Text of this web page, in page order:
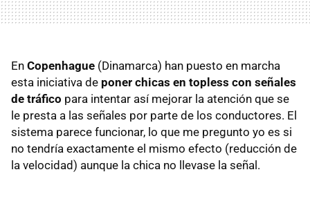
En Copenhague (Dinamarca) han puesto en marcha
esta iniciativa de poner chicas en topless con señales
de tráfico para intentar así mejorar la atención que se
le presta a las señales por parte de los conductores. El
sistema parece funcionar, lo que me pregunto yo es si
no tendría exactamente el mismo efecto (reducción de
la velocidad) aunque la chica no llevase la señal.